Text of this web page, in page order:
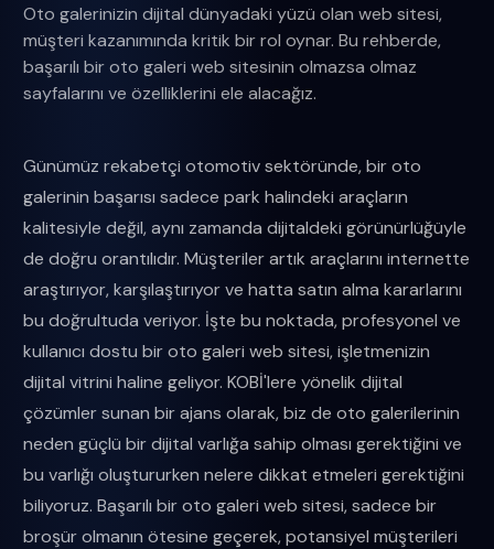
Oto galerinizin dijital dünyadaki yüzü olan web sitesi,
müşteri kazanımında kritik bir rol oynar. Bu rehberde,
başarılı bir oto galeri web sitesinin olmazsa olmaz
sayfalarını ve özelliklerini ele alacağız.
Günümüz rekabetçi otomotiv sektöründe, bir oto
galerinin başarısı sadece park halindeki araçların
kalitesiyle değil, aynı zamanda dijitaldeki görünürlüğüyle
de doğru orantılıdır. Müşteriler artık araçlarını internette
araştırıyor, karşılaştırıyor ve hatta satın alma kararlarını
bu doğrultuda veriyor. İşte bu noktada, profesyonel ve
kullanıcı dostu bir oto galeri web sitesi, işletmenizin
dijital vitrini haline geliyor. KOBİ'lere yönelik dijital
çözümler sunan bir ajans olarak, biz de oto galerilerinin
neden güçlü bir dijital varlığa sahip olması gerektiğini ve
bu varlığı oluştururken nelere dikkat etmeleri gerektiğini
biliyoruz. Başarılı bir oto galeri web sitesi, sadece bir
broşür olmanın ötesine geçerek, potansiyel müşterileri